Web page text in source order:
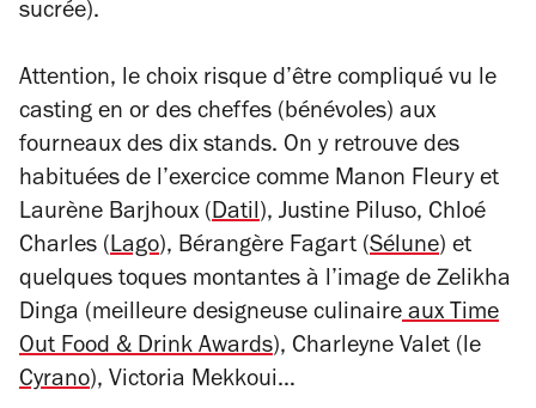
sucrée).
Attention, le choix risque d’être compliqué vu le
casting en or des cheffes (bénévoles) aux
fourneaux des dix stands. On y retrouve des
habituées de l’exercice comme Manon Fleury et
Laurène Barjhoux (Datil), Justine Piluso, Chloé
Charles (Lago), Bérangère Fagart (Sélune) et
quelques toques montantes à l’image de Zelikha
Dinga (meilleure designeuse culinaire aux Time
Out Food & Drink Awards), Charleyne Valet (le
Cyrano), Victoria Mekkoui…